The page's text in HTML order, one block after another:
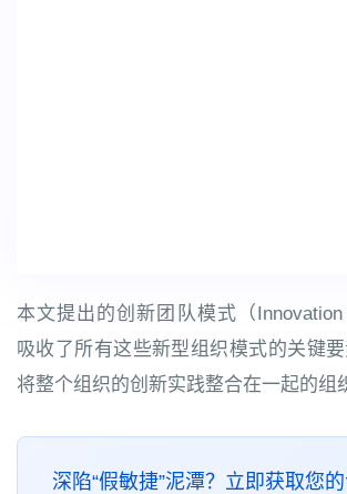
本文提出的创新团队模式（Innovation
吸收了所有这些新型组织模式的关键
将整个组织的创新实践整合在一起的组
深陷“假敏捷”泥潭？立即获取您